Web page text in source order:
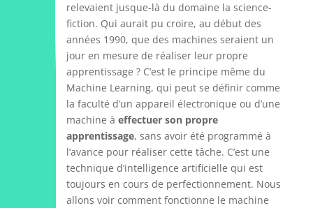
relevaient jusque-là du domaine la science-
fiction. Qui aurait pu croire, au début des
années 1990, que des machines seraient un
jour en mesure de réaliser leur propre
apprentissage ? C’est le principe même du
Machine Learning, qui peut se définir comme
la faculté d’un appareil électronique ou d’une
machine à effectuer son propre
apprentissage, sans avoir été programmé à
l’avance pour réaliser cette tâche. C’est une
technique d’intelligence artificielle qui est
toujours en cours de perfectionnement. Nous
allons voir comment fonctionne le machine